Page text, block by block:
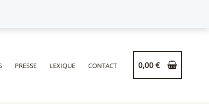
PRESSE LEXIQUE CONTACT 0,00 €